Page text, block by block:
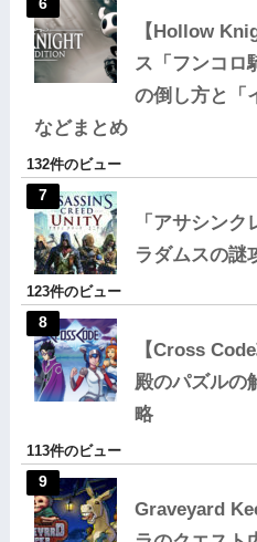
【Hollow
ス「フンコロ
の倒し方と「
などまとめ
132件のビュー
「アサシン
ラダムスの
123件のビュー
【Cross
殿のパズルの
略
113件のビュー
Graveyard